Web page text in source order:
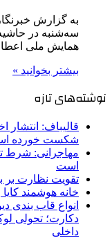
به گزارش
سه‌شنبه در
همایش ملی
بیشتر بخوانید »
نوشته‌های تازه
قالیباف:
شکست خورده
مهاجرانی: شرط
است
تقویت نظارت بر
خانه هوشمند کایا
انواع قاب بندی
دکارت؛ تحولی
داخلی